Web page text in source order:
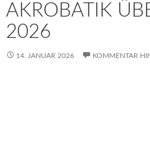
AKROBATIK
2026
14. JANUAR 2026 KOMMENTAR